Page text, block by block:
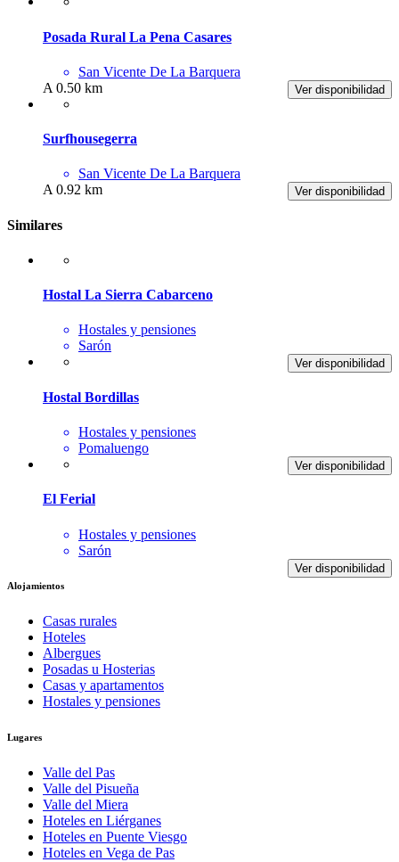
Posada Rural La Pena Casares
San Vicente De La Barquera
Ver disponibilidad
A 0.50 km
Surfhousegerra
San Vicente De La Barquera
Ver disponibilidad
A 0.92 km
Similares
Hostal La Sierra Cabarceno
Hostales y pensiones
Sarón
Ver disponibilidad
Hostal Bordillas
Hostales y pensiones
Pomaluengo
Ver disponibilidad
El Ferial
Hostales y pensiones
Sarón
Ver disponibilidad
Alojamientos
Casas rurales
Hoteles
Albergues
Posadas u Hosterias
Casas y apartamentos
Hostales y pensiones
Lugares
Valle del Pas
Valle del Pisueña
Valle del Miera
Hoteles en Liérganes
Hoteles en Puente Viesgo
Hoteles en Vega de Pas